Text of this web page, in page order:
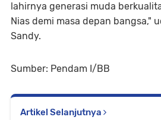
lahirnya generasi muda
Nias demi masa depan bangsa,"
Sandy.
Sumber: Pendam I/BB
Artikel Selanjutnya